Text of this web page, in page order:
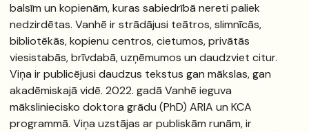
balsīm un kopienām, kuras sabiedrībā nereti paliek
nedzirdētas. Vanhē ir strādājusi teātros, slimnīcās,
bibliotēkās, kopienu centros, cietumos, privātās
viesistabās, brīvdabā, uzņēmumos un daudzviet citur.
Viņa ir publicējusi daudzus tekstus gan mākslas, gan
akadēmiskajā vidē. 2022. gadā Vanhē ieguva
māksliniecisko doktora grādu (PhD) ARIA un KCA
programmā. Viņa uzstājas ar publiskām runām, ir